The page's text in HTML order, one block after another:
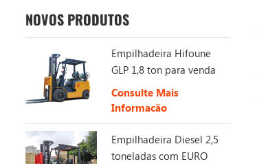
NOVOS PRODUTOS
Empilhadeira Hifoune
GLP 1,8 ton para venda
Consulte Mais
Informação
Empilhadeira Diesel 2,5
toneladas com EURO